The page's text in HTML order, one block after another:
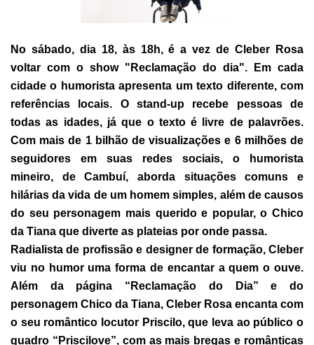
No sábado, dia 18, às 18h, é a vez de Cleber Rosa
voltar com o show "Reclamação do dia". Em cada
cidade o humorista apresenta um texto diferente, com
referências locais. O stand-up recebe pessoas de
todas as idades, já que o texto é livre de palavrões.
Com mais de 1 bilhão de visualizações e 6 milhões de
seguidores em suas redes sociais, o humorista
mineiro, de Cambuí, aborda situações comuns e
hilárias da vida de um homem simples, além de causos
do seu personagem mais querido e popular, o Chico
da Tiana que diverte as plateias por onde passa.
Radialista de profissão e designer de formação, Cleber
viu no humor uma forma de encantar a quem o ouve.
Além da página “Reclamação do Dia” e do
personagem Chico da Tiana, Cleber Rosa encanta com
o seu romântico locutor Priscilo, que leva ao público o
quadro “Priscilove”, com as mais bregas e românticas